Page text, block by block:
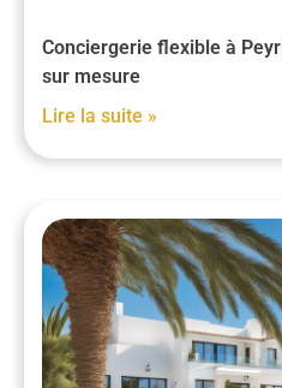
Conciergerie flexible à
sur mesure
Lire la suite »